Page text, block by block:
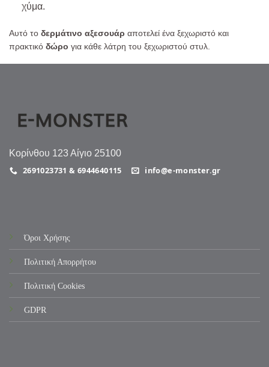
χύμα.
Αυτό το δερμάτινο αξεσουάρ αποτελεί ένα ξεχωριστό και
πρακτικό δώρο για κάθε λάτρη του ξεχωριστού στυλ.
Κορίνθου 123 Αίγιο 25100
2691023731 & 6944640115 info@e-monster.gr
Όροι Χρήσης
Πολιτική Απορρήτου
Πολιτική Cookies
GDPR